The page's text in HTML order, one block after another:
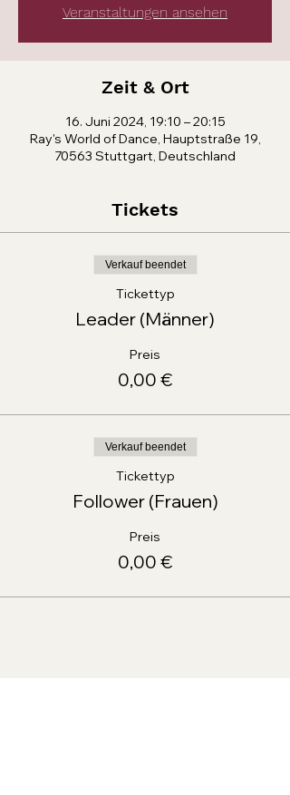
Veranstaltungen ansehen
Zeit & Ort
16. Juni 2024, 19:10 – 20:15
Ray's World of Dance, Hauptstraße 19,
70563 Stuttgart, Deutschland
Tickets
Verkauf beendet
Tickettyp
Leader (Männer)
Preis
0,00 €
Verkauf beendet
Tickettyp
Follower (Frauen)
Preis
0,00 €